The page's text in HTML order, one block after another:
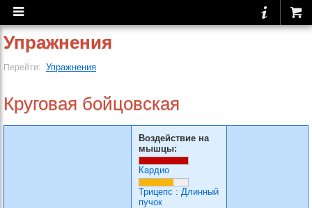
Упражнения
Перейти: Упражнения
Круговая бойцовская
Воздействие на
мышцы:
Кардио
Трицепс : Длинный
пучок